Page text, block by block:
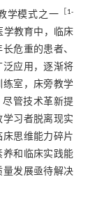
学模式之一 1-
学教育中，临床
危重的患者、
应用，逐渐将
室，床旁教学
尽管技术革新提
习者脱离现实
思维能力碎片
和临床实践能
发展亟待解决